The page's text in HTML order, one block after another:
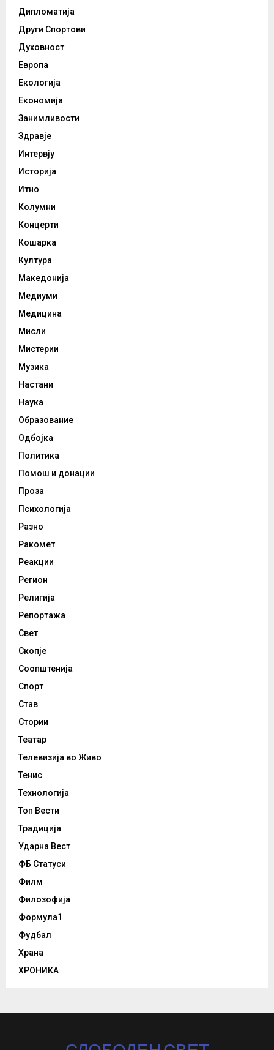
Дипломатија
Други Спортови
Духовност
Европа
Екологија
Економија
Занимливости
Здравје
Интервју
Историја
Итно
Колумни
Концерти
Кошарка
Култура
Македонија
Медиуми
Медицина
Мисли
Мистерии
Музика
Настани
Наука
Образование
Одбојка
Политика
Помош и донации
Проза
Психологија
Разно
Ракомет
Реакции
Регион
Религија
Репортажа
Свет
Скопје
Соопштенија
Спорт
Став
Стории
Театар
Телевизија во Живо
Тенис
Технологија
Топ Вести
Традиција
Ударна Вест
ФБ Статуси
Филм
Филозофија
Формула1
Фудбал
Храна
ХРОНИКА